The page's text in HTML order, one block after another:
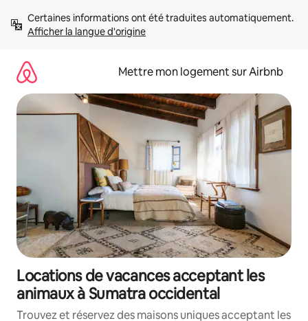
directement
Afficher la langue d'origine
Mettre mon logement sur Airbnb
Locations de vacances acceptant les
animaux à Sumatra occidental
Trouvez et réservez des maisons uniques acceptant les